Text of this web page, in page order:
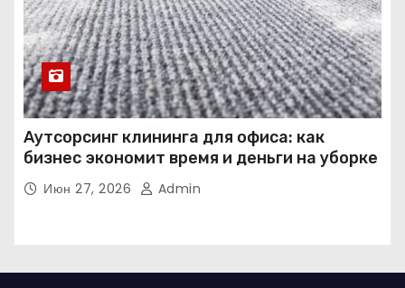
Аутсорсинг клининга для офиса: как
бизнес экономит время и деньги на уборке
Июн 27, 2026 Admin